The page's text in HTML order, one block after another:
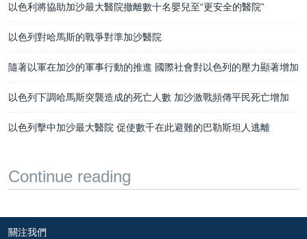
以色利將協助加沙最大醫院撤離數十名嬰兒至“更安全的醫院”
以色列對哈馬斯的戰爭對準加沙醫院
隨著以軍在加沙的軍事行動的推進 國際社會對以色列的壓力顯著增加
以色列下調哈馬斯突襲造成的死亡人數 加沙激戰頻傳平民死亡增加
以色列擊中加沙最大醫院 促使數千在此避難的巴勒斯坦人逃離
Continue reading
關注我們